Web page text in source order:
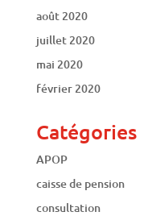
août 2020
juillet 2020
mai 2020
février 2020
Catégories
APOP
caisse de pension
consultation